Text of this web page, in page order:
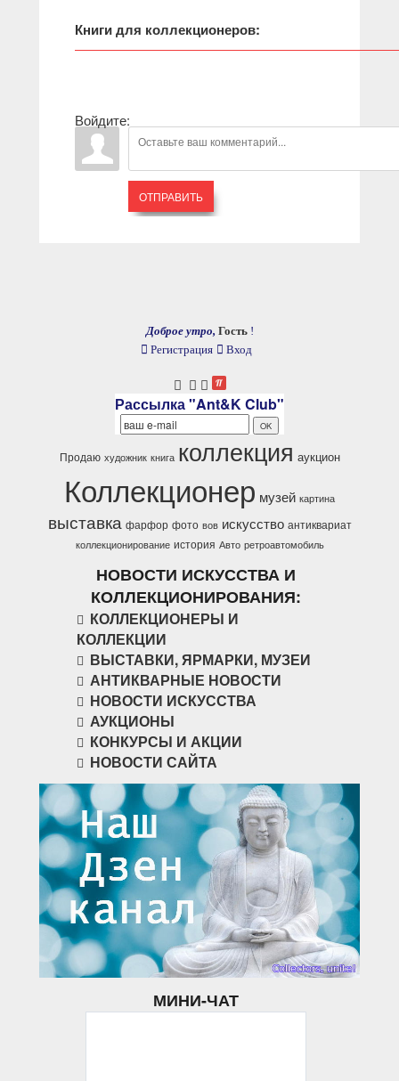
Книги для коллекционеров:
Войдите:
ОТПРАВИТЬ
Доброе утро, Гость !
Регистрация
Вход
Рассылка "Ant&K Club"
Продаю художник книга коллекция аукцион
Коллекционер музей картина
выставка фарфор фото вов искусство антиквариат
коллекционирование история Авто ретроавтомобиль
НОВОСТИ ИСКУССТВА И
КОЛЛЕКЦИОНИРОВАНИЯ:
КОЛЛЕКЦИОНЕРЫ И
КОЛЛЕКЦИИ
ВЫСТАВКИ, ЯРМАРКИ, МУЗЕИ
АНТИКВАРНЫЕ НОВОСТИ
НОВОСТИ ИСКУССТВА
АУКЦИОНЫ
КОНКУРСЫ И АКЦИИ
НОВОСТИ САЙТА
МИНИ-ЧАТ